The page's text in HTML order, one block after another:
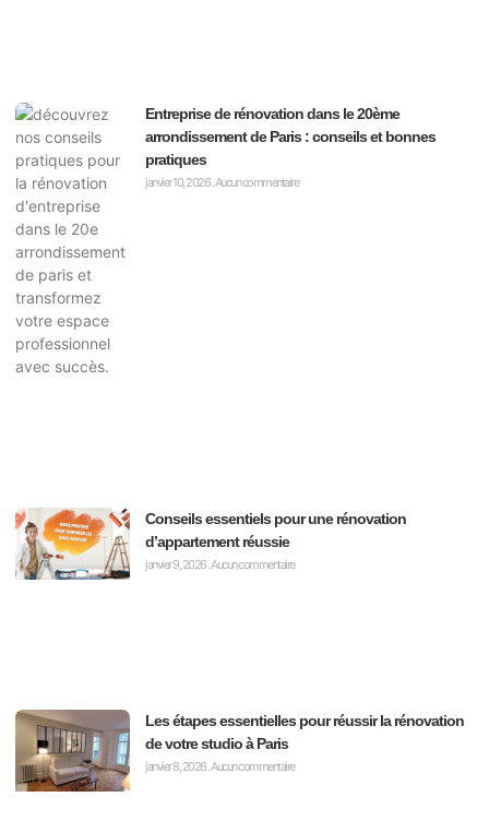
Entreprise de rénovation dans le 20ème
arrondissement de Paris : conseils et bonnes
pratiques
janvier 10, 2026Aucun commentaire
Conseils essentiels pour une rénovation
d’appartement réussie
janvier 9, 2026Aucun commentaire
Les étapes essentielles pour réussir la rénovation
de votre studio à Paris
janvier 8, 2026Aucun commentaire